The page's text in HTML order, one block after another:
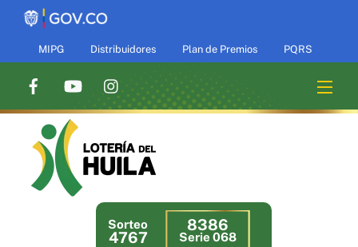
Skip
contentMIPG Distribuidores Plan de Premios PQRS
Sorteo
4767
8386
Serie 068